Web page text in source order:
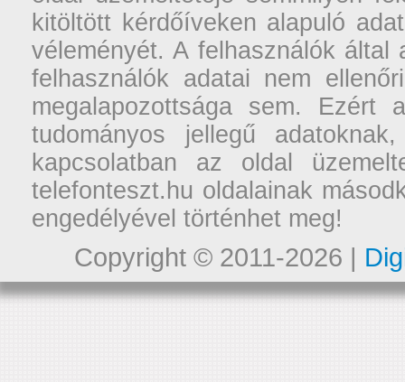
kitöltött kérdőíveken alapuló
véleményét. A felhasználók
felhasználók adatai nem
megalapozottsága sem. Ezért
tudományos jellegű
kapcsolatban az oldal
telefonteszt.hu oldalainak
engedélyével történhet meg!
Copyright © 2011-2026 |